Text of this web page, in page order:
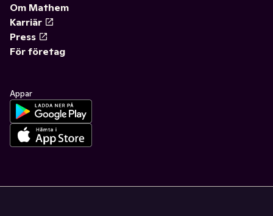
Om Mathem
Karriär
Press
För företag
Appar